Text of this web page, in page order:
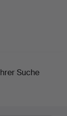
period are
Suche